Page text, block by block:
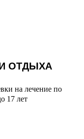
ОТДЫХА
на лечение по
17 лет